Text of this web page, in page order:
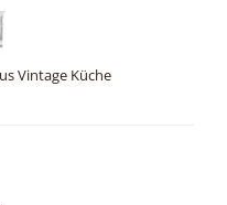
Vintage Küche